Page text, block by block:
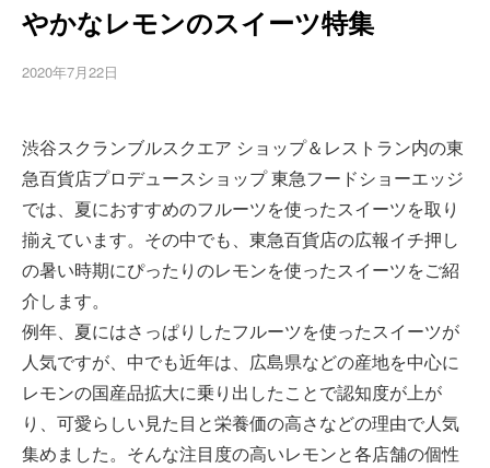
やかなレモンのスイーツ特集
2020年7月22日
渋谷スクランブルスクエア ショップ＆レストラン内の東
急百貨店プロデュースショップ 東急フードショーエッジ
では、夏におすすめのフルーツを使ったスイーツを取り
揃えています。その中でも、東急百貨店の広報イチ押し
の暑い時期にぴったりのレモンを使ったスイーツをご紹
介します。
例年、夏にはさっぱりしたフルーツを使ったスイーツが
人気ですが、中でも近年は、広島県などの産地を中心に
レモンの国産品拡大に乗り出したことで認知度が上が
り、可愛らしい見た目と栄養価の高さなどの理由で人気
集めました。そんな注目度の高いレモンと各店舗の個性